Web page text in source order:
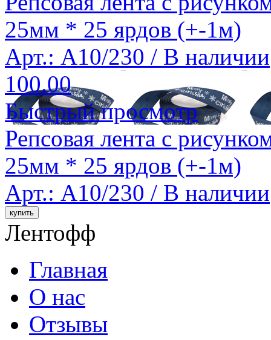
25мм * 25 ярдов (+-1м)
Арт.: A10/230 / В наличии
100.00
Быстрый просмотр
Репсовая лента с
25мм * 25 ярдов (+-1м)
Арт.: A10/230 / В наличии
Лентофф
Главная
О нас
Отзывы